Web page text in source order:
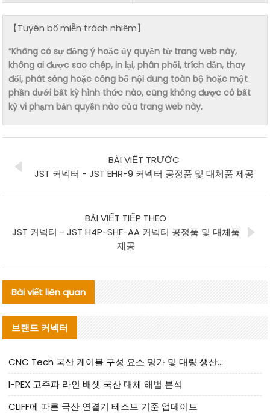
【Tuyên bố miễn trách nhiệm】
“Không có sự đồng ý hoặc ủy quyền từ trang web này,
không ai được sao chép, in lại, phân phối, trích dẫn, thay
đổi, phát sóng hoặc công bố nội dung toàn bộ hoặc một
phần dưới bất kỳ hình thức nào, cũng không được có bất
kỳ vi phạm bản quyền nào của trang web này.
BÀI VIẾT TRƯỚC
JST 커넥터 - JST EHR-9 커넥터 공정품 및 대체품 제공
BÀI VIẾT TIẾP THEO
JST 커넥터 - JST H4P-SHF-AA 커넥터 공정품 및 대체품
제공
Bài viết liên quan
브랜드 커넥터
CNC Tech 국산 케이블 구성 요소 평가 및 대량 생산 적합성 가이드
I-PEX 고주파 라인 배셋 국산 대체 해법 분석
CLIFF에 따른 국산 연결기 테스트 기준 업데이트